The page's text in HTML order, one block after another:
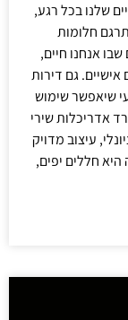
שלנו בכל רגע,
חלומות
אנחנו חיים,
גם דירות
שיאפשר שימוש
אדריכלות שירי
עיצוב מדויק
חללים יפים,